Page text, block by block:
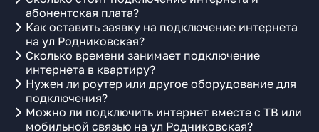
абонентская плата?
Как оставить заявку на подключение интернета
на ул Родниковская?
Сколько времени занимает подключение
интернета в квартиру?
Нужен ли роутер или другое оборудование для
подключения?
Можно ли подключить интернет вместе с ТВ или
мобильной связью на ул Родниковская?